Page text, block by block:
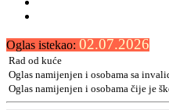
Oglas istekao: 02.07.2026
Rad od kuće
Oglas namijenjen i osobama sa
Oglas namijenjen i osobama čije je